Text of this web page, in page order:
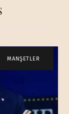
MANŞETLER